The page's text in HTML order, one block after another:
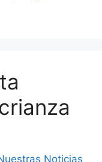
Noticias